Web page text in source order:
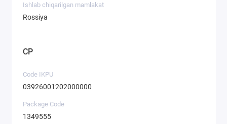
Ishlab chiqarilgan mamlakat
Rossiya
CP
Code IKPU
03926001202000000
Package Code
1349555